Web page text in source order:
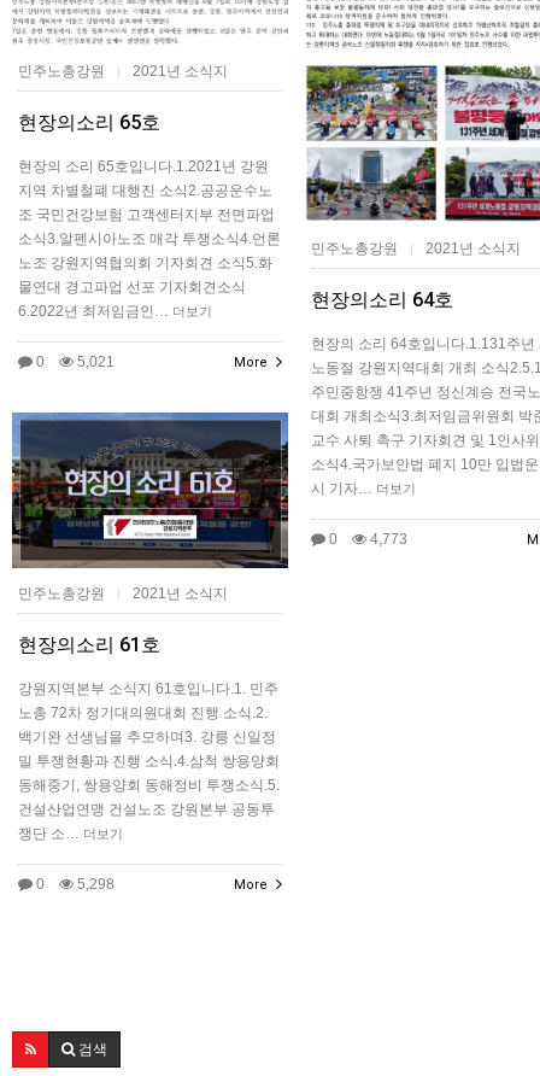
민주노총강원 | 2021년 소식지
현장의소리 65호
현장의 소리 65호입니다.1.2021년 강원
지역 차별철폐 대행진 소식2.공공운수노
조 국민건강보험 고객센터지부 전면파업
소식3.알펜시아노조 매각 투쟁소식4.언론
노조 강원지역협의회 기자회견 소식5.화
물연대 경고파업 선포 기자회견소식
6.2022년 최저임금인…
더보기
0 5,021 More
민주노총강원 2021년 소식지
현장의소리 64호
현장의 소리 64호입니다.1.131주년
노동절 강원지역대회 개최 소식
주민중항쟁 41주년 정신계승 전국
대회 개최소식3.최저임금위원회 박
교수 사퇴 촉구 기자회견 및 1인사
소식4.국가보안법 폐지 10만 입법
시 기자… 더보기
0 4,773
민주노총강원 | 2021년 소식지
현장의소리 61호
강원지역본부 소식지 61호입니다.1. 민주
노총 72차 정기대의원대회 진행 소식.2.
백기완 선생님을 추모하며3. 강릉 신일정
밀 투쟁현황과 진행 소식.4.삼척 쌍용양회
동해중기, 쌍용양회 동해정비 투쟁소식.5.
건설산업연맹 건설노조 강원본부 공동투
쟁단 소…
더보기
0 5,298 More
검색